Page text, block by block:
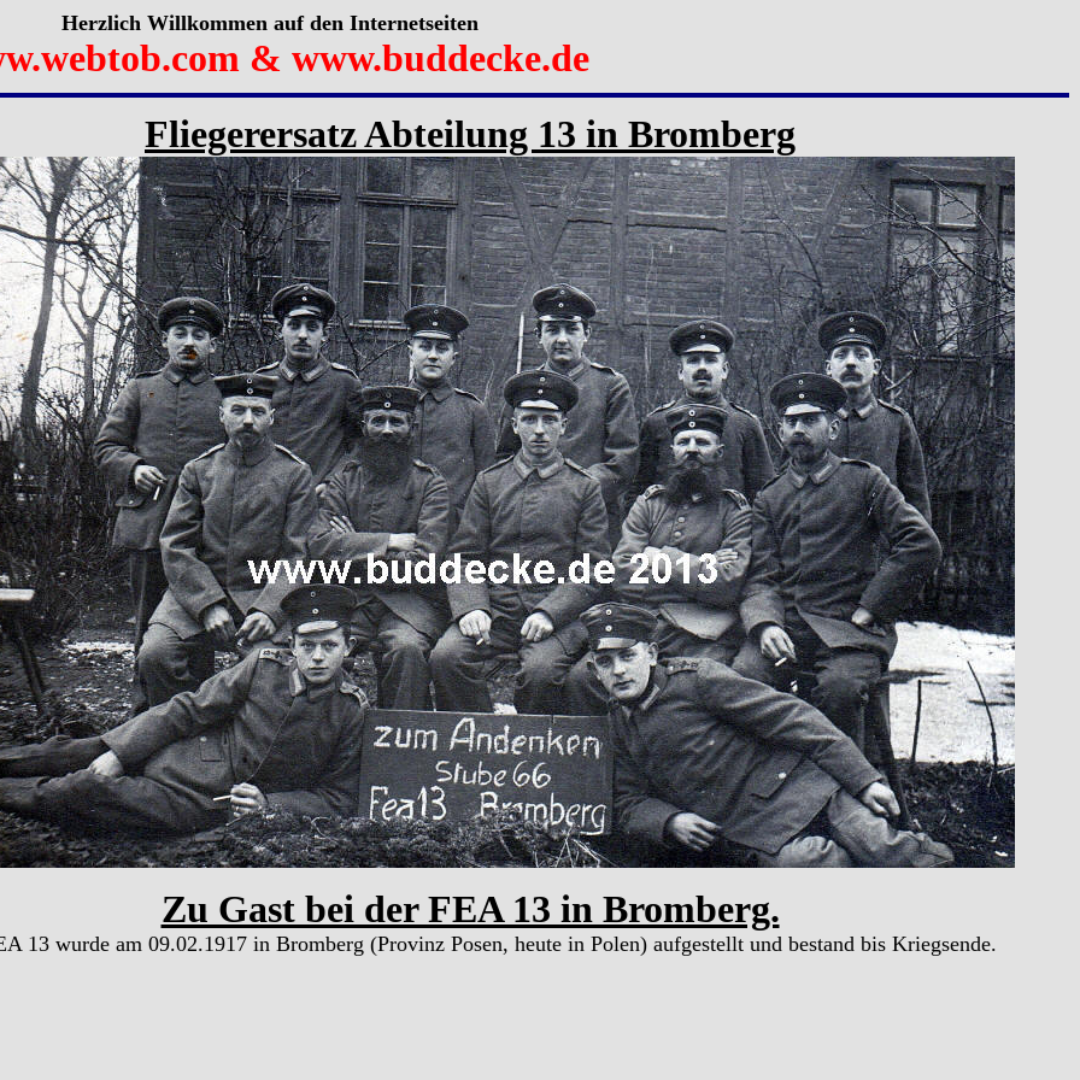
Herzlich Willkommen auf den Internetseiten
& www.buddecke.de
Fliegerersatz Abteilung 13 in Bromberg
Zu Gast bei der FEA 13 in Bromberg.
13 wurde am 09.02.1917 in Bromberg (Provinz Posen, heute in Polen) aufgestellt und bestand bis Kriegsende.